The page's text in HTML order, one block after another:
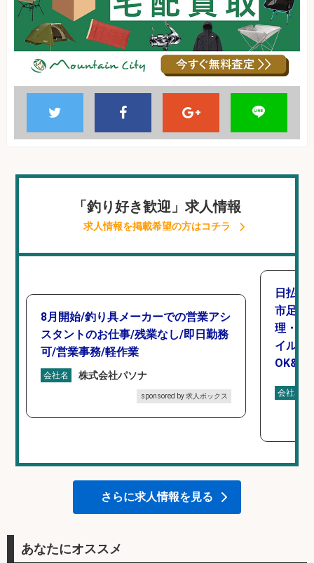
「釣り好き歓迎」求人情報
求人情報を掲載希望の方はコチラ
8月開始/釣り具メーカーでの営業アシ
スタントのお仕事/残業なし/即日勤務
可/営業事務/軽作業
会社名 株式会社パソナ
sponsored by 求人ボックス
日払い
市足高
理・見
イル自
OK&土
会社名
さらに求人情報を見る
あなたにオススメ